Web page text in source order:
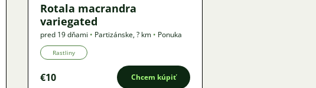
Rotala macrandra
variegated
pred 19 dňami • Partizánske,? km • Ponuka
Rastliny
€10 Chcem kúpiť